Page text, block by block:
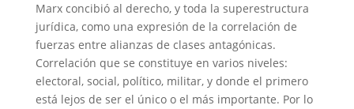
Marx concibió al derecho, y toda la superestructura
jurídica, como una expresión de la correlación de
fuerzas entre alianzas de clases antagónicas.
Correlación que se constituye en varios niveles:
electoral, social, político, militar, y donde el primero
está lejos de ser el único o el más importante. Por lo